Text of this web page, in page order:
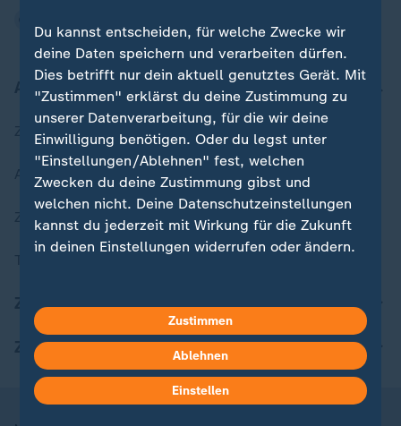
Aktuell bei ZDFheute
Zuletzt veröffentlicht
Aktuelle Sendungs-Videos
ZDFheute Stories
ZDFheute Update
ZDFheute Apps
Du kannst entscheiden, für welche Zwecke wir
deine Daten speichern und verarbeiten dürfen.
Dies betrifft nur dein aktuell genutztes Gerät. Mit
"Zustimmen" erklärst du deine Zustimmung zu
unserer Datenverarbeitung, für die wir deine
Einwilligung benötigen. Oder du legst unter
"Einstellungen/Ablehnen" fest, welchen
Zwecken du deine Zustimmung gibst und
welchen nicht. Deine Datenschutzeinstellungen
kannst du jederzeit mit Wirkung für die Zukunft
in deinen Einstellungen widerrufen oder ändern.
Weitere Informationen findest du in unserer
Datenschutzerklärung.
Zustimmen
Ablehnen
Einstellen